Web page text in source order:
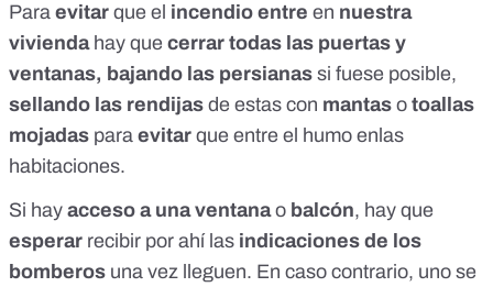
Para evitar que el incendio entre en nuestra
vivienda hay que cerrar todas las puertas y
ventanas, bajando las persianas si fuese posible,
sellando las rendijas de estas con mantas o toallas
mojadas para evitar que entre el humo enlas
habitaciones.
Si hay acceso a una ventanao balcón, hay que
esperar recibir por ahí las indicaciones de los
bomberos una vez lleguen. En caso contrario, uno se